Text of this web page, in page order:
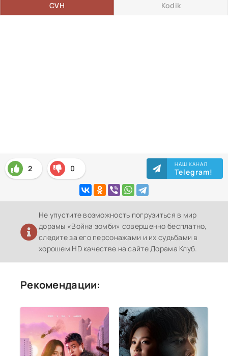
CVH Kodik
2 0 НАШ КАНАЛ
Telegram!
Не упустите возможность погрузиться в мир
дорамы «Война зомби» совершенно бесплатно,
следите за его персонажами и их судьбами в
хорошем HD качестве на сайте Дорама Клуб.
Рекомендации: